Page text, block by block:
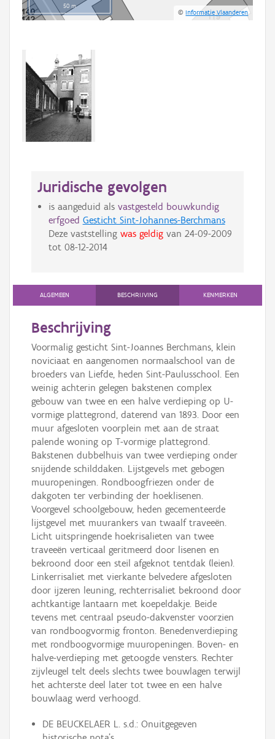
50 m
©Informatie Vlaanderen
Juridische gevolgen
is aangeduid als vastgesteld bouwkundig
erfgoed Gesticht Sint-Johannes-Berchmans
Deze vaststelling was geldigvan 24-09-2009
tot 08-12-2014
ALGEMEEN BESCHRIJVING KENMERKEN
Beschrijving
Voormalig gesticht Sint-Joannes Berchmans, klein
noviciaat en aangenomen normaalschool van de
broeders van Liefde, heden Sint-Paulusschool. Een
weinig achterin gelegen bakstenen complex
gebouw van twee en een halve verdieping op U-
vormige plattegrond, daterend van 1893. Door een
muur afgesloten voorplein met aan de straat
palende woning op T-vormige plattegrond.
Bakstenen dubbelhuis van twee verdieping onder
snijdende schilddaken. Lijstgevels met gebogen
muuropeningen. Rondboogfriezen onder de
dakgoten ter verbinding der hoeklisenen.
Voorgevel schoolgebouw, heden gecementeerde
lijstgevel met muurankers van twaalf traveeën.
Licht uitspringende hoekrisalieten van twee
traveeën verticaal geritmeerd door lisenen en
bekroond door een steil afgeknot tentdak (leien).
Linkerrisaliet met vierkante belvedere afgesloten
door ijzeren leuning, rechterrisaliet bekroond door
achtkantige lantaarn met koepeldakje. Beide
tevens met centraal pseudo-dakvenster voorzien
van rondboogvormig fronton. Benedenverdieping
met rondboogvormige muuropeningen. Boven- en
halve-verdieping met getoogde vensters. Rechter
zijvleugel telt deels slechts twee bouwlagen terwijl
het achterste deel later tot twee en een halve
bouwlaag werd verhoogd.
DE BEUCKELAER L. s.d.: Onuitgegeven